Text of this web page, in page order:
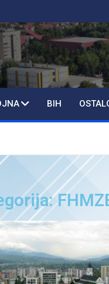
BIH